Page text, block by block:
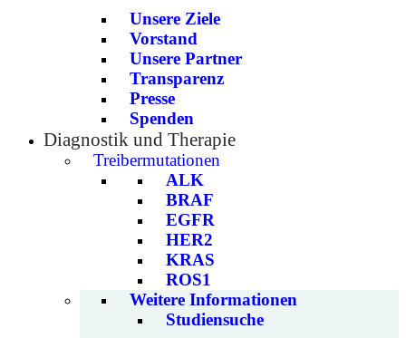
Unsere Ziele
Vorstand
Unsere Partner
Transparenz
Presse
Spenden
Diagnostik und Therapie
Treibermutationen
ALK
BRAF
EGFR
HER2
KRAS
ROS1
Weitere Informationen
Studiensuche